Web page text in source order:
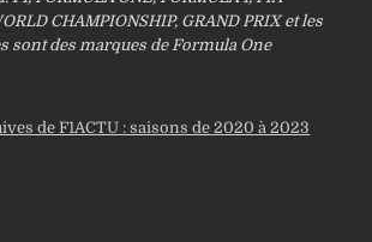
CHAMPIONSHIP, GRAND PRIX et les
sont des marques de Formula One
de F1ACTU : saisons de 2020 à 2023